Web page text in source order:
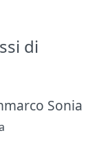
di
Sonia